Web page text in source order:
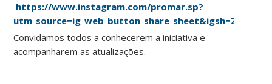
https://www.instagram.com/promar.sp?
Convidamos todos a conhecerem a iniciativa e
acompanharem as atualizações.